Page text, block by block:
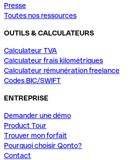
Presse
Toutes nos ressources
OUTILS & CALCULATEURS
Calculateur TVA
Calculateur frais kilométriques
Calculateur rémunération freelance
Codes BIC/SWIFT
ENTREPRISE
Demander une démo
Product Tour
Trouver mon forfait
Pourquoi choisir Qonto?
Contact